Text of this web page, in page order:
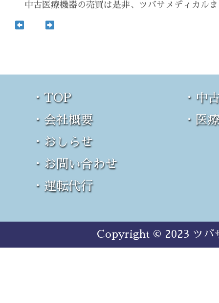
Contact
メールでのお問い合わせ
中古医療機器の売買は是非、ツバサメディカル
・TOP
・会社概要
・おしらせ
・お問い合わせ
・運転代行
・中
・医
Copyright © 2023 ツバ